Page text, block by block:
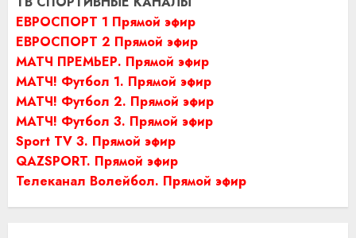
ЕВРОСПОРТ 1 Прямой эфир
ЕВРОСПОРТ 2 Прямой эфир
МАТЧ ПРЕМЬЕР. Прямой эфир
МАТЧ! Футбол 1. Прямой эфир
МАТЧ! Футбол 2. Прямой эфир
МАТЧ! Футбол 3. Прямой эфир
Sport TV 3. Прямой эфир
QAZSPORT. Прямой эфир
Телеканал Волейбол. Прямой эфир